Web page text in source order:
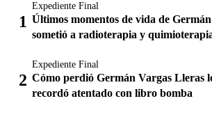
Expediente Final
Últimos momentos de vida de
sometió a radioterapia y
Expediente Final
Cómo perdió Germán Vargas Lleras
recordó atentado con libro bomba